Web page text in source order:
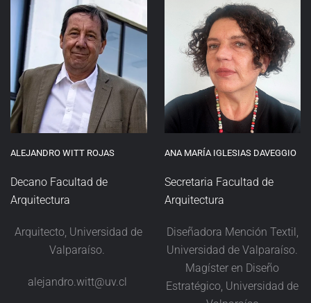
ALEJANDRO WITT ROJAS
Decano Facultad de
Arquitectura
Arquitecto, Universidad de
Valparaíso.
alejandro.witt@uv.cl
ANA MARÍA IGLESIAS DAVEGGIO
Secretaria Facultad de
Arquitectura
Diseñadora Mención Textil,
Universidad de Valparaíso.
Magíster en Diseño
Estratégico, Universidad de